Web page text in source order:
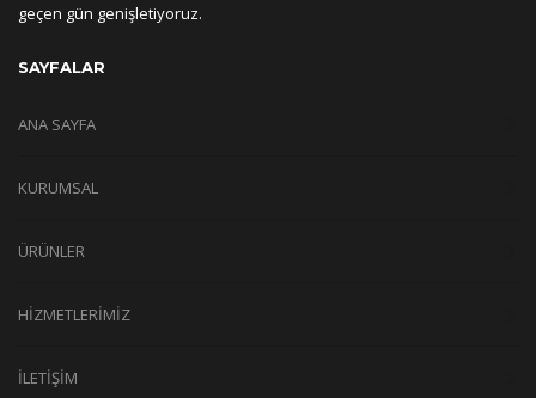
geçen gün genişletiyoruz.
SAYFALAR
ANA SAYFA
KURUMSAL
ÜRÜNLER
HİZMETLERİMİZ
İLETİŞİM